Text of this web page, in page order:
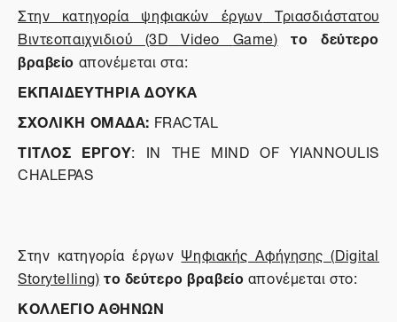
Στην κατηγορία ψηφιακών έργων Τριασδιάστατου
Βιντεοπαιχνιδιού (3D Video Game) το δεύτερο
βραβείο απονέμεται στα:
ΕΚΠΑΙΔΕΥΤΗΡΙΑ ΔΟΥΚΑ
ΣΧΟΛΙΚΗ ΟΜΑΔΑ: FRACTAL
ΤΙΤΛΟΣ ΕΡΓΟΥ: IN THE MIND OF YIANNOULIS
CHALEPAS
Στην κατηγορία έργων Ψηφιακής Αφήγησης (Digital
Storytelling)το δεύτερο βραβείοαπονέμεται στο:
ΚΟΛΛΕΓΙΟ ΑΘΗΝΩΝ